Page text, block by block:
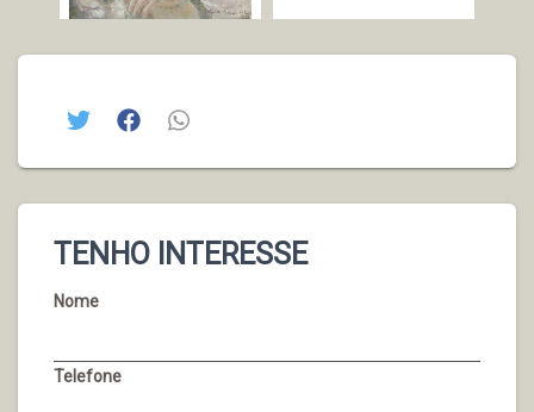
TENHO INTERESSE
Nome
Telefone